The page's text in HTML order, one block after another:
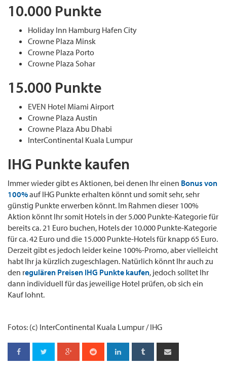
10.000 Punkte
Holiday Inn Hamburg Hafen City
Crowne Plaza Minsk
Crowne Plaza Porto
Crowne Plaza Sohar
15.000 Punkte
EVEN Hotel Miami Airport
Crowne Plaza Austin
Crowne Plaza Abu Dhabi
InterContinental Kuala Lumpur
IHG Punkte kaufen
Immer wieder gibt es Aktionen, bei denen Ihr einen Bonus von
100%auf IHG Punkte erhalten könnt und somit sehr, sehr
günstig Punkte erwerben könnt. Im Rahmen dieser 100%
Aktion könnt Ihr somit Hotels in der 5.000 Punkte-Kategorie für
bereits ca. 21 Euro buchen, Hotels der 10.000 Punkte-Kategorie
für ca. 42 Euro und die 15.000 Punkte-Hotels für knapp 65 Euro.
Derzeit gibt es jedoch leider keine 100%-Promo, aber vielleicht
habt Ihr ja kürzlich zugeschlagen. Natürlich könnt Ihr auch zu
den regulären Preisen IHG Punkte kaufen, jedoch solltet Ihr
dann individuell für das jeweilige Hotel prüfen, ob sich ein
Kauf lohnt.
Fotos: (c) InterContinental Kuala Lumpur / IHG